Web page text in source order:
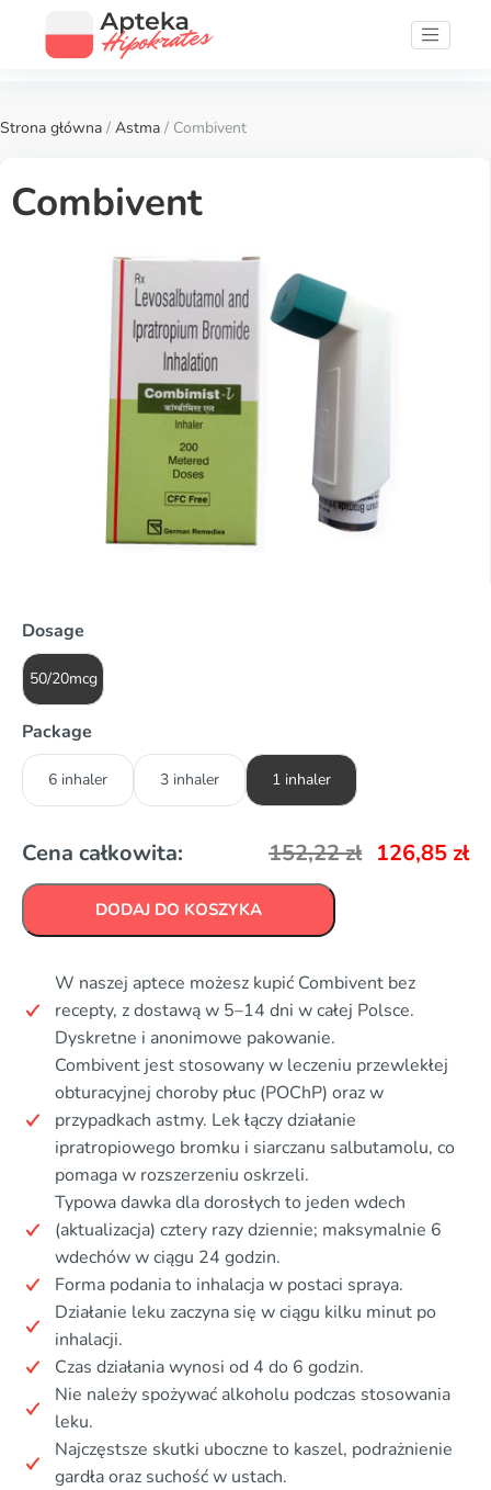
Strona główna / Astma / Combivent
Combivent
Dosage
50/20mcg
Package
6 inhaler 3 inhaler 1 inhaler
Cena całkowita: 152,22zł 126,85 zł
DODAJ DO KOSZYKA
W naszej aptece możesz kupić Combivent bez
recepty, z dostawą w 5–14 dni w całej Polsce.
Dyskretne i anonimowe pakowanie.
Combivent jest stosowany w leczeniu przewlekłej
obturacyjnej choroby płuc (POChP) oraz w
przypadkach astmy. Lek łączy działanie
ipratropiowego bromku i siarczanu salbutamolu, co
pomaga w rozszerzeniu oskrzeli.
Typowa dawka dla dorosłych to jeden wdech
(aktualizacja) cztery razy dziennie; maksymalnie 6
wdechów w ciągu 24 godzin.
Forma podania to inhalacja w postaci spraya.
Działanie leku zaczyna się w ciągu kilku minut po
inhalacji.
Czas działania wynosi od 4 do 6 godzin.
Nie należy spożywać alkoholu podczas stosowania
leku.
Najczęstsze skutki uboczne to kaszel, podrażnienie
gardła oraz suchość w ustach.